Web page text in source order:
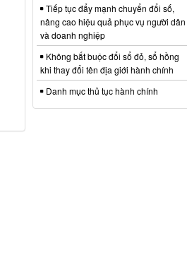
Tiếp tục đẩy mạnh chuyển đổi số,
nâng cao hiệu quả phục vụ người dân
và doanh nghiệp
Không bắt buộc đổi sổ đỏ, sổ hồng
khi thay đổi tên địa giới hành chính
Danh mục thủ tục hành chính